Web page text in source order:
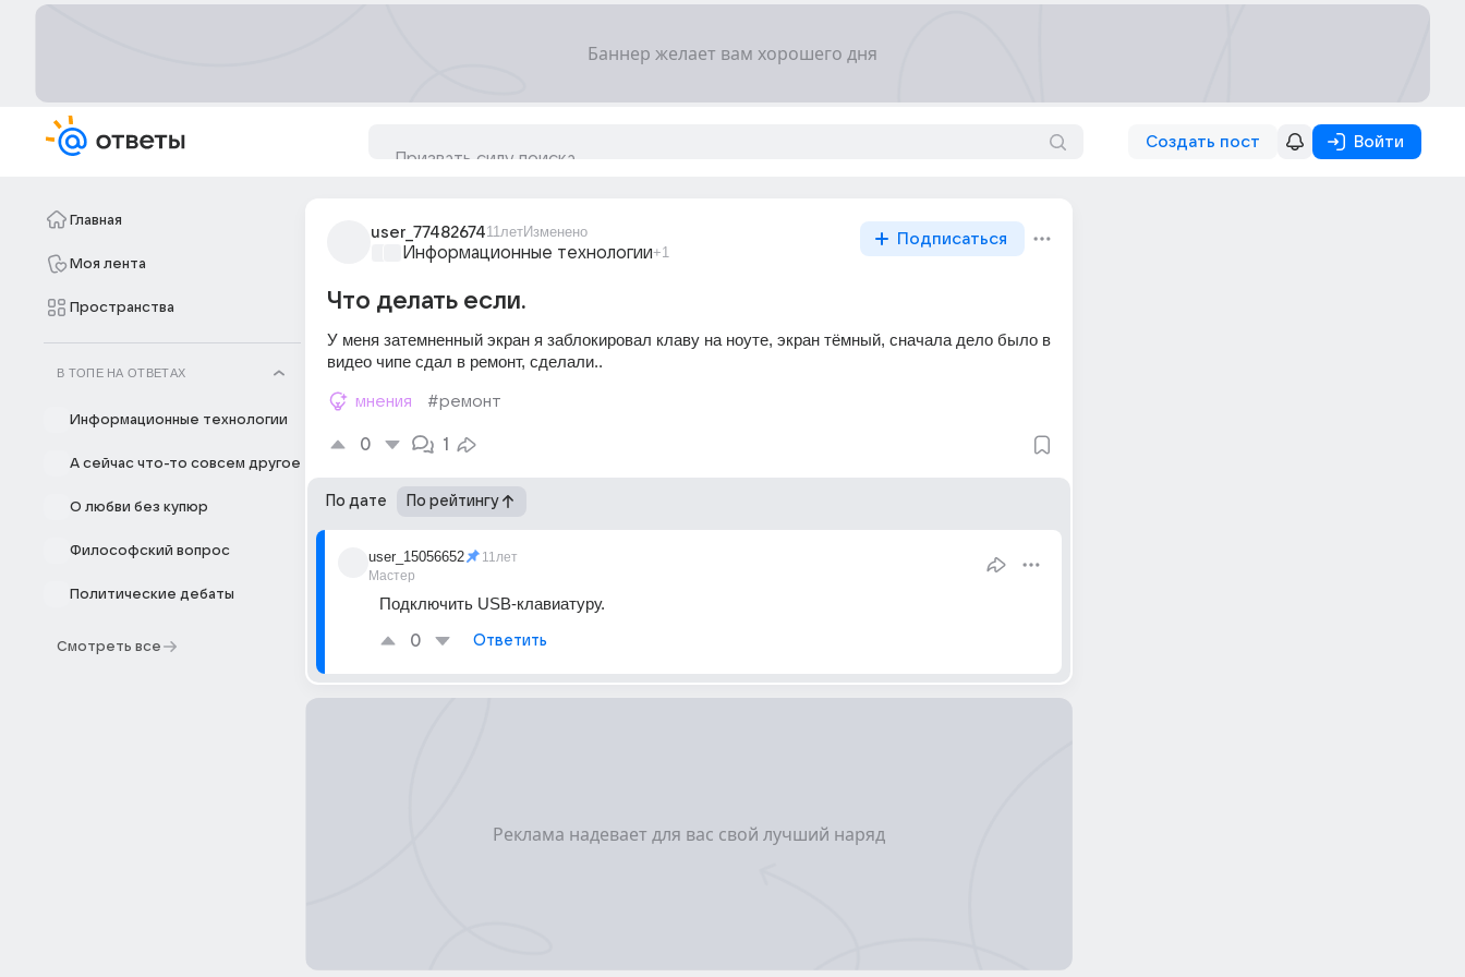
Создать пост Войти
Главная
Моя лента
Пространства
В ТОПЕ НА ОТВЕТАХ
Информационные технологии
А сейчас что-то совсем другое
О любви без купюр
Философский вопрос
Политические дебаты
Смотреть все
user_7748267411летИзменено
Информационные технологии+1
Подписаться
Что делать если.
У меня затемненный экран я заблокировал клаву на ноуте, экран тёмный, сначала дело было в
видео чипе сдал в ремонт, сделали..
мнения #ремонт
0 1
По дате По рейтингу
user_15056652
Мастер
11лет
Подключить USB-клавиатуру.
0 Ответить